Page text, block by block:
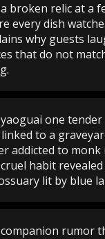
broken relic at a
every dish
why guests
that do not
one tender
to a
addicted to monk
habit revealed
lit by blue
rumor